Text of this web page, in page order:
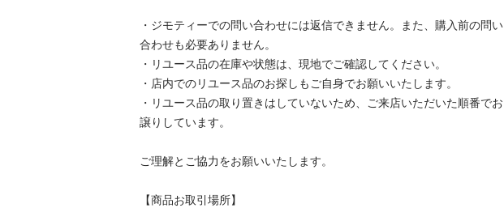
・ジモティーでの問い合わせには返信できません。また、購入前の問い
合わせも必要ありません。
・リユース品の在庫や状態は、現地でご確認してください。
・店内でのリユース品のお探しもご自身でお願いいたします。
・リユース品の取り置きはしていないため、ご来店いただいた順番でお
譲りしています。
ご理解とご協力をお願いいたします。
【商品お取引場所】